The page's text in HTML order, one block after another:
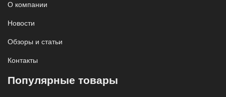
О компании
Новости
Обзоры и статьи
Контакты
Популярные товары